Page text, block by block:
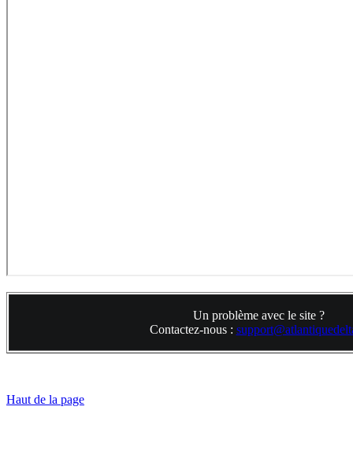
Un problème avec le site ?
Contactez-nous :
Haut de la page